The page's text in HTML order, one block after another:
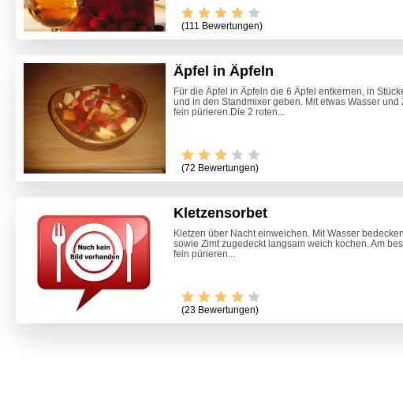
(111 Bewertungen)
Äpfel in Äpfeln
Für die Äpfel in Äpfeln die 6 Äpfel entkernen, in
und in den Standmixer geben. Mit etwas Wasser und
fein pürieren.Die 2 roten...
(72 Bewertungen)
Kletzensorbet
Kletzen über Nacht einweichen. Mit Wasser
sowie Zimt zugedeckt langsam weich kochen. Am
fein pürieren...
(23 Bewertungen)
Maronen-Eis